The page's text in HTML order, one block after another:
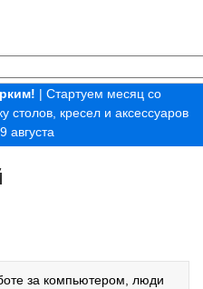
| Стартуем месяц со
столов, кресел и аксессуаров
августа
за компьютером, люди